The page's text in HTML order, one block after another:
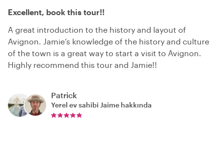
Excellent, book this tour!!
A great introduction to the history and layout of
Avignon. Jamie’s knowledge of the history and culture
of the town is a great way to start a visit to Avignon.
Highly recommend this tour and Jamie!!
Patrick
Yerel ev sahibi Jaime hakkında